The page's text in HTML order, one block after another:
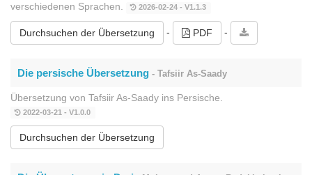
verschiedenen Sprachen.
2026-02-24 - V1.1.3
Durchsuchen der Übersetzung - PDF -
Die persische Übersetzung - Tafsiir As-Saady
Übersetzung von Tafsiir As-Saady ins Persische.
2022-03-21 - V1.0.0
Durchsuchen der Übersetzung